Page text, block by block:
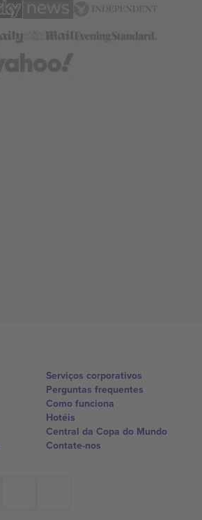
Serviços corporativos
Perguntas frequentes
Como funciona
Hotéis
Central da Copa do Mundo
Contate-nos